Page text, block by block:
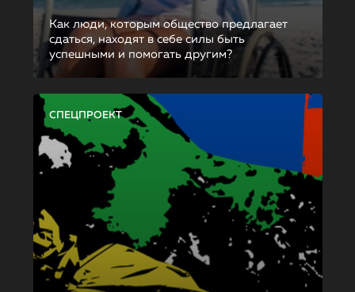
Как люди, которым общество предлагает
сдаться, находят в себе силы быть
успешными и помогать другим?
СПЕЦПРОЕКТ